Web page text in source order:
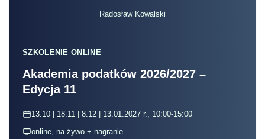
Radosław Kowalski
SZKOLENIE ONLINE
Akademia podatków 2026/2027 –
Edycja 11
13.10 | 18.11 | 8.12 | 13.01.2027 r., 10:00-15:00
online, na żywo + nagranie